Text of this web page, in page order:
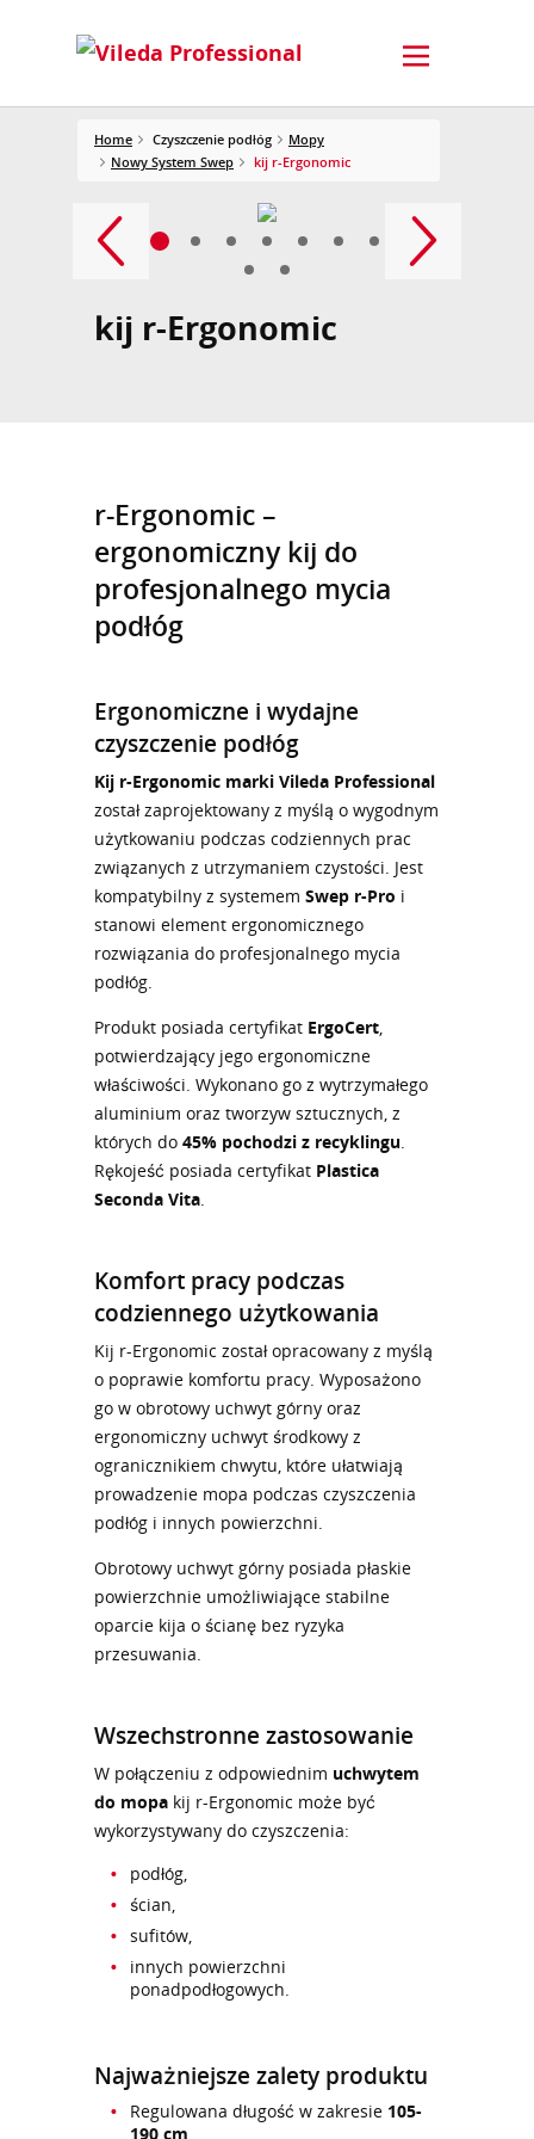
Home Czyszczenie podłóg
Mopy
Nowy System Swep
kij r-Ergonomic
kij r-Ergonomic
r-Ergonomic –
ergonomiczny kij do
profesjonalnego mycia
podłóg
Ergonomiczne i wydajne
czyszczenie podłóg
Kij r-Ergonomic marki Vileda Professional
został zaprojektowany z myślą o wygodnym
użytkowaniu podczas codziennych prac
związanych z utrzymaniem czystości. Jest
kompatybilny z systemem Swep r-Pro i
stanowi element ergonomicznego
rozwiązania do profesjonalnego mycia
podłóg.
Produkt posiada certyfikat ErgoCert
potwierdzający jego ergonomiczne
właściwości. Wykonano go z wytrzymałego
aluminium oraz tworzyw sztucznych, z
których do 45% pochodzi z recyklingu
Rękojeść posiada certyfikat Plastica
Seconda Vita
Komfort pracy podczas
codziennego użytkowania
Kij r-Ergonomic został opracowany z myślą
o poprawie komfortu pracy. Wyposażono
go w obrotowy uchwyt górny oraz
ergonomiczny uchwyt środkowy z
ogranicznikiem chwytu, które ułatwiają
prowadzenie mopa podczas czyszczenia
podłóg i innych powierzchni.
Obrotowy uchwyt górny posiada płaskie
powierzchnie umożliwiające stabilne
oparcie kija o ścianę bez ryzyka
przesuwania.
Wszechstronne zastosowanie
W połączeniu z odpowiednim uchwytem
do mopa kij r-Ergonomic może być
wykorzystywany do czyszczenia:
podłóg,
ścian,
sufitów,
innych powierzchni
ponadpodłogowych.
Najważniejsze zalety produktu
Regulowana długość w zakresie 105-
190 cm